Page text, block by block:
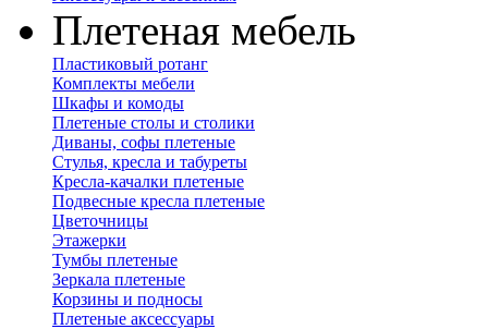
Плетеная мебель
Пластиковый ротанг
Комплекты мебели
Шкафы и комоды
Плетеные столы и столики
Диваны, софы плетеные
Стулья, кресла и табуреты
Кресла-качалки плетеные
Подвесные кресла плетеные
Цветочницы
Этажерки
Тумбы плетеные
Зеркала плетеные
Корзины и подносы
Плетеные аксессуары